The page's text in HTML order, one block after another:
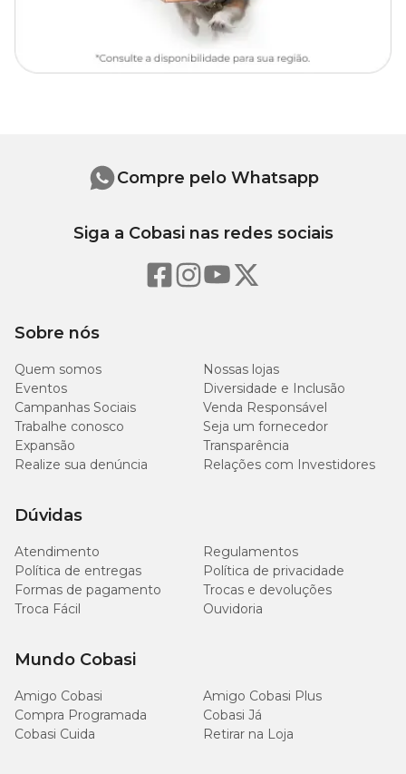
Tradicional
Sobre nós
Quem somos
Nossas lojas
Eventos
Diversidade e Inclusão
Campanhas Sociais
Venda Responsável
Trabalhe conosco
Seja um fornecedor
Expansão
Transparência
Realize sua denúncia
Relações com Investidores
Dúvidas
Atendimento
Regulamentos
Política de entregas
Política de privacidade
Formas de pagamento
Trocas e devoluções
Troca Fácil
Ouvidoria
Mundo Cobasi
Amigo Cobasi
Amigo Cobasi Plus
Compra Programada
Cobasi Já
Cobasi Cuida
Retirar na Loja
Compre pelo Whatsapp
Siga a Cobasi nas redes sociais